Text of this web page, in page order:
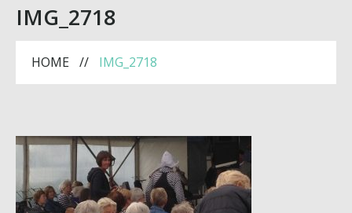
IMG_2718
HOME IMG_2718